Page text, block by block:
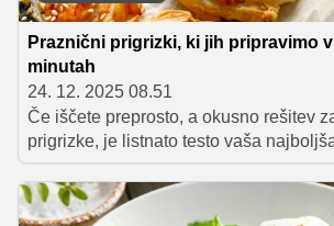
Praznični prigrizki, ki jih pripravimo
minutah
24. 12. 2025 08.51
Če iščete preprosto, a okusno rešitev
prigrizke, je listnato testo vaša
lahko v samo nekaj minutah ustvarite
slane dobrote, ki bodo navdušile goste
poskrbele za praznično vzdušje v